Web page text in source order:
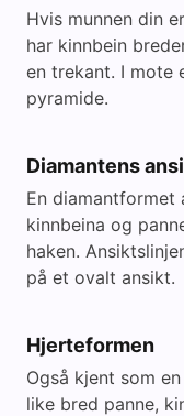
Hvis munnen din
har kinnbein
en trekant. I mote
pyramide.
Diamantens
En diamantformet
kinnbeina og
haken.
på et ovalt ansikt.
Hjerteformen
Også kjent som
like bred panne,